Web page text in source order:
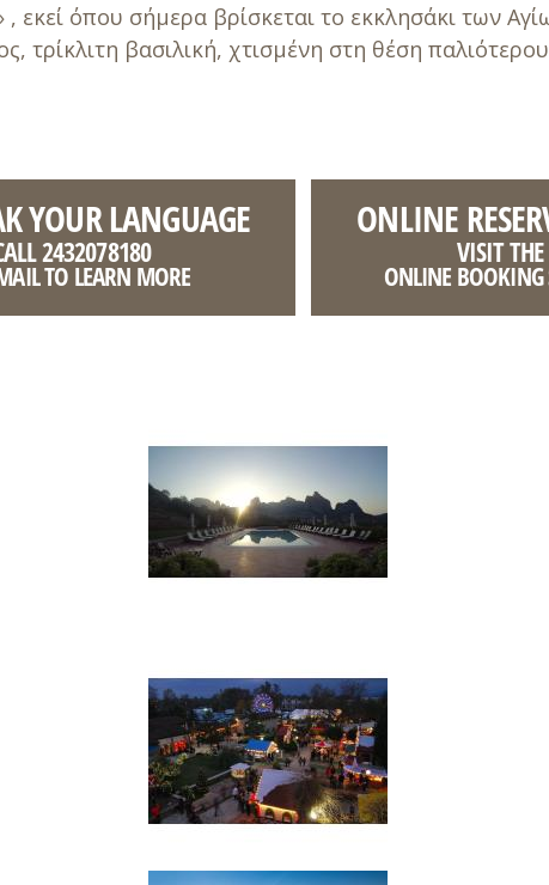
εκεί όπου σήμερα βρίσκεται το εκκλησάκι των
βασιλική, χτισμένη στη θέση
YOUR LANGUAGE
2432078180
TO LEARN MORE
ONLINE
VISIT THE
ONLINE BOOKING